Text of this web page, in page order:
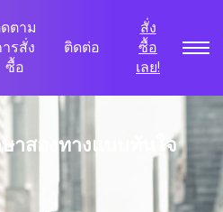
ตาม
รสั่ง
ซื้อ
ติดต่อ
สั่ง
ซื้อ
เลย!
าสองทางแบบทันใจ